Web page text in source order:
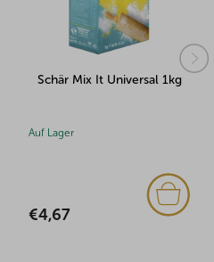
Schär Mehl Farine 1kg
Auf Lager
€3,56